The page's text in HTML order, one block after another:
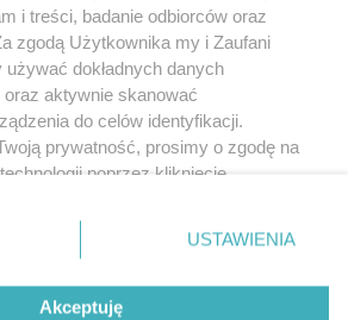
03-994 Warszawa
818
i treści, badanie odbiorców oraz
zgodą Użytkownika my i Zaufani
dokładnych danych
aktywnie skanować
do celów identyfikacji.
prywatność, prosimy o zgodę na
poprzez kliknięcie
przycisk ustawień prywatności
dolnym rogu strony
danych nie wymagają zgody
prawo sprzeciwić się takiemu
USTAWIENIA
Akceptuję